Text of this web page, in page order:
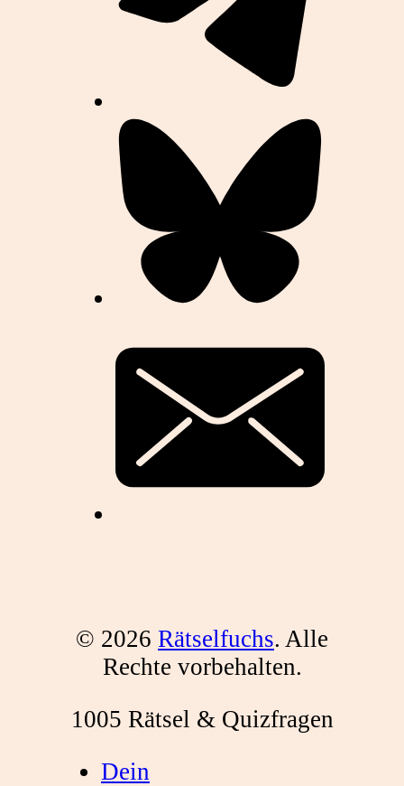
© 2026 Rätselfuchs. Alle
Rechte vorbehalten.
1005 Rätsel & Quizfragen
Dein